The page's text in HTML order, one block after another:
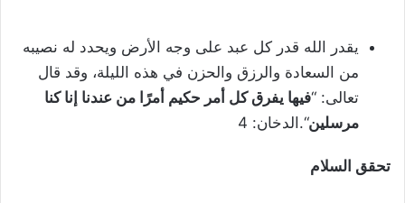
يقدر الله قدر كل عبد على وجه الأرض ويحدد له نصيبه
من السعادة والرزق والحزن في هذه الليلة، وقد قال
تعالى: “فيها يفرق كل أمر حكيم أمرًا من عندنا إنا كنا
مرسلين“.الدخان: 4
تحقق السلام